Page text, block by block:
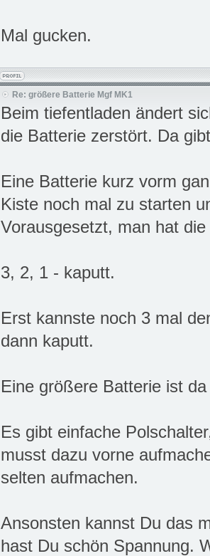
Mal gucken.
Re: größere Batterie Mgf MK1
Beim tiefentladen ändert
die Batterie zerstört. Da
Eine Batterie kurz vorm
Kiste noch mal zu starten
Vorausgesetzt, man hat
3, 2, 1 - kaputt.
Erst kannste noch 3 mal
dann kaputt.
Eine größere Batterie ist
Es gibt einfache
musst dazu vorne
selten aufmachen.
Ansonsten kannst Du das
hast Du schön Spannung.